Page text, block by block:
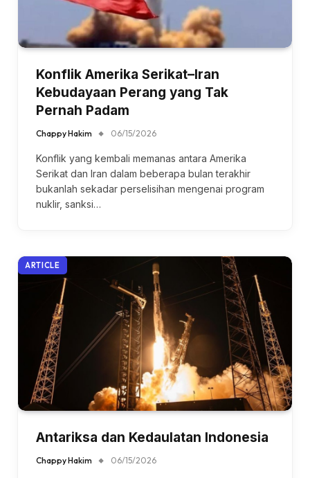
Konflik Amerika Serikat–Iran
Kebudayaan Perang yang Tak
Pernah Padam
Chappy Hakim 06/15/2026
Konflik yang kembali memanas antara Amerika
Serikat dan Iran dalam beberapa bulan terakhir
bukanlah sekadar perselisihan mengenai program
nuklir, sanksi…
ARTICLE
Antariksa dan Kedaulatan Indonesia
Chappy Hakim 06/15/2026